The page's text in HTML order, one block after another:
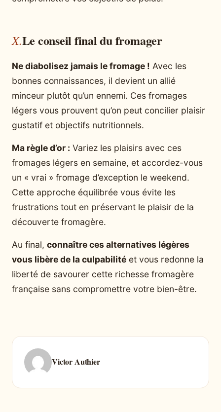
Le conseil final du fromager
Ne diabolisez jamais le fromage ! Avec les
bonnes connaissances, il devient un allié
minceur plutôt qu’un ennemi. Ces fromages
légers vous prouvent qu’on peut concilier plaisir
gustatif et objectifs nutritionnels.
Ma règle d’or : Variez les plaisirs avec ces
fromages légers en semaine, et accordez-vous
un « vrai » fromage d’exception le weekend.
Cette approche équilibrée vous évite les
frustrations tout en préservant le plaisir de la
découverte fromagère.
Au final, connaître ces alternatives légères
vous libère de la culpabilité et vous redonne la
liberté de savourer cette richesse fromagère
française sans compromettre votre bien-être.
Victor Authier